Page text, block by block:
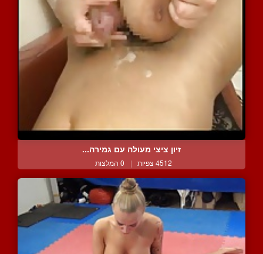
זיון ציצי מעולה עם גמירה...
4512 צפיות | 0 המלצות